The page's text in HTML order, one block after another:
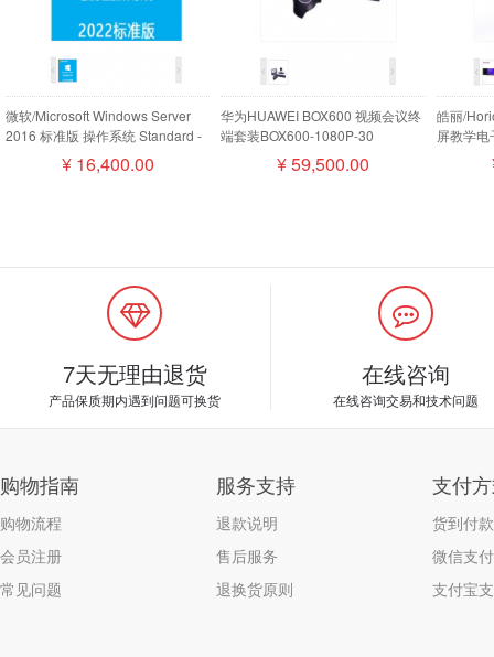
微软/Microsoft Windows Server
2016 标准版 操作系统 Standard -
16 Core License Pack
¥16,400.00
华为HUAWEI BOX600 视频会议终
端套装BOX600-1080P-30
camera200摄像机MIC500全向麦
¥59,500.00
皓丽/
屏教学
7天无理由退货
产品保质期内遇到问题可换货
在线咨询
在线咨询交易和技术问题
购物指南
购物流程
会员注册
常见问题
服务支持
退款说明
售后服务
退换货原则
支付
货到付款
微信支付
支付宝